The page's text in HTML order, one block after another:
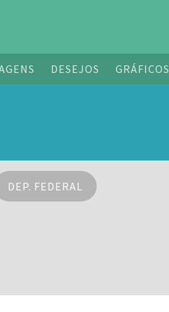
DESEJOS GRÁFICOS
DEP. FEDERAL